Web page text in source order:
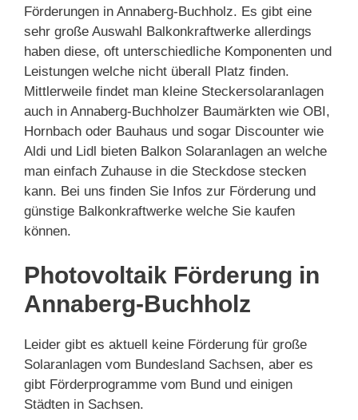
Förderungen in Annaberg-Buchholz. Es gibt eine
sehr große Auswahl Balkonkraftwerke allerdings
haben diese, oft unterschiedliche Komponenten und
Leistungen welche nicht überall Platz finden.
Mittlerweile findet man kleine Steckersolaranlagen
auch in Annaberg-Buchholzer Baumärkten wie OBI,
Hornbach oder Bauhaus und sogar Discounter wie
Aldi und Lidl bieten Balkon Solaranlagen an welche
man einfach Zuhause in die Steckdose stecken
kann. Bei uns finden Sie Infos zur Förderung und
günstige Balkonkraftwerke welche Sie kaufen
können.
Photovoltaik Förderung in
Annaberg-Buchholz
Leider gibt es aktuell keine Förderung für große
Solaranlagen vom Bundesland Sachsen, aber es
gibt Förderprogramme vom Bund und einigen
Städten in Sachsen.